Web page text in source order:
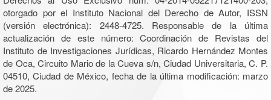
otorgado por el Instituto Nacional del Derecho de Autor, ISSN
(versión electrónica): 2448-4725. Responsable de la última
actualización de este número: Coordinación de Revistas del
Instituto de Investigaciones Jurídicas, Ricardo Hernández Montes
de Oca, Circuito Mario de la Cueva s/n, Ciudad Universitaria, C. P.
04510, Ciudad de México, fecha de la última modificación: marzo
de 2025.